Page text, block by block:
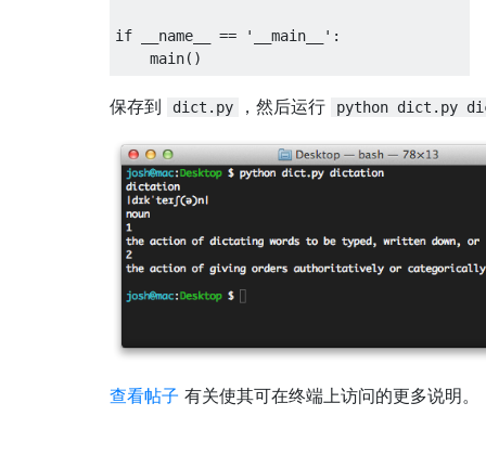
if __name__ == '__main__':
保存到 dict.py ，然后运行 python dict.py
查看帖子 有关使其可在终端上访问的更多说明。